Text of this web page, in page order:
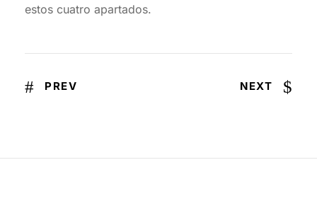
estos cuatro apartados.
PREV NEXT